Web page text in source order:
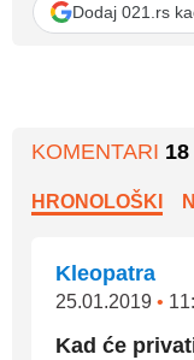
Dodaj 021.rs
KOMENTARI 18
HRONOLOŠKI
Kleopatra
25.01.2019 •
Kad će